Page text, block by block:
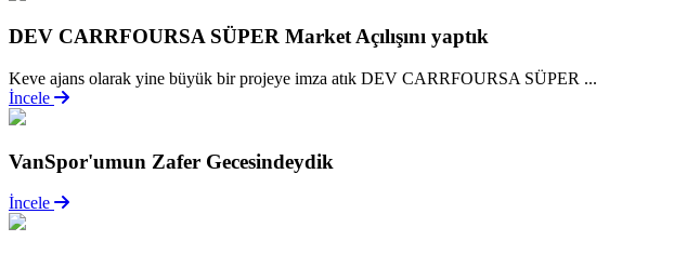
DEV CARRFOURSA SÜPER Market Açılışını yaptık
Keve ajans olarak yine büyük bir projeye imza atık DEV CARRFOURSA SÜPER ...
İncele
VanSpor'umun Zafer Gecesindeydik
İncele